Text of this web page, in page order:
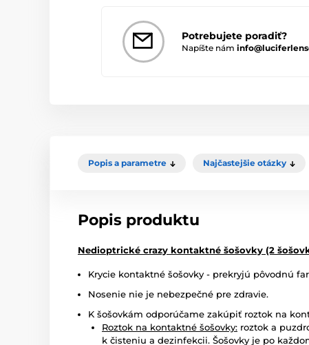
Potrebujete poradiť?
Napíšte nám
Popis a parametre Najčastejšie otázky
Popis produktu
Nedioptrické crazy kontaktné šošovky (2
Krycie kontaktné šošovky - prekryjú pôvodnú
Nosenie nie je nebezpečné pre zdravie.
K šošovkám odporúčame zakúpiť roztok na
Roztok na kontaktné šošovky: roztok a
k čisteniu a dezinfekcii. Šošovky je po